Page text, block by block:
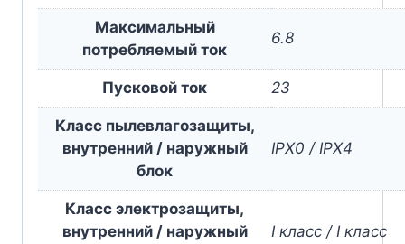
Максимальный
потребляемый ток
6.8
Пусковой ток 23
Класс пылевлагозащиты,
внутренний / наружный
блок
IPX0 / IPX4
Класс электрозащиты,
внутренний / наружный
I класс / I класс